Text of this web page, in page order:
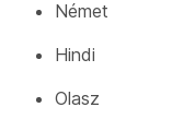
Német
Hindi
Olasz